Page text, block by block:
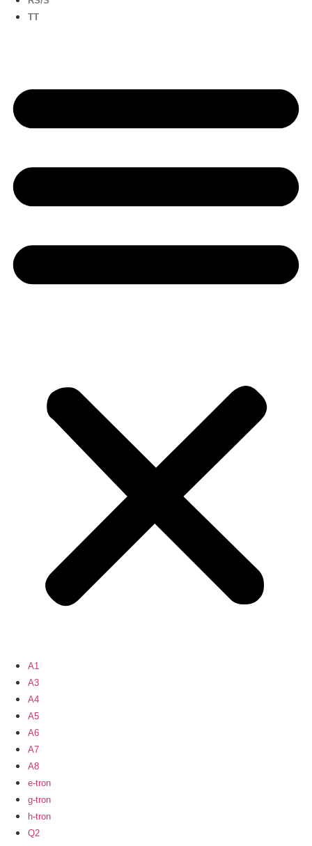
TT
A1
A3
A4
A5
A6
A7
A8
e-tron
g-tron
h-tron
Q2